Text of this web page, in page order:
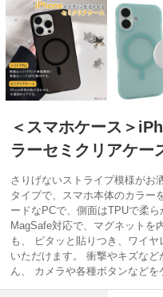
＜スマホケース＞
ラーセミクリアケー
さりげないストライプ模様がお
タイプで、スマホ本体のカラー
ードなPCで、側面はTPUで柔ら
MagSafe対応で、マグネットを
も、 ピタッと貼りつき、ワイ
いただけます。 衝撃やキズな
ん、 カメラや各種ボタンなどを